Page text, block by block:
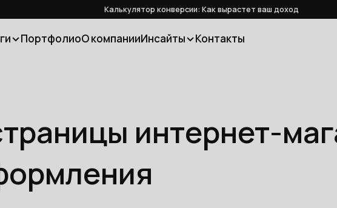
Калькулятор конверсии: Как вырастет ваш доход
ПортфолиоО компанииИнсайты Контакты
интернет-